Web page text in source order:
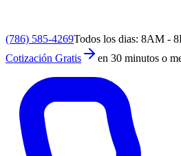
(786) 585-4269Todos los dias: 8AM -
Cotización Gratis
en 30 minutos o